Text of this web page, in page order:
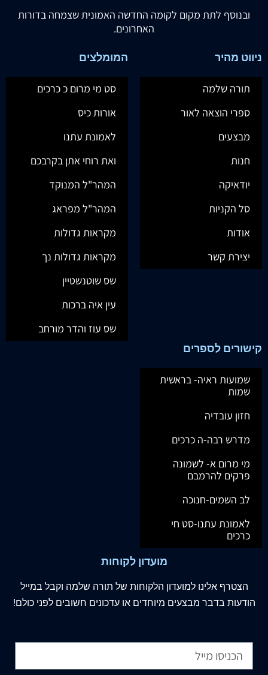
ובנוסף לתת מקום לקומה החדשה האמונית שצמחה בדורות
האחרונים.
ניווט מהיר
תורה שלמה
ספרי הוצאה לאור
מבצעים
חנות
יודאיקה
סל הקניות
אודות
יצירת קשר
המומלצים
סט מי מרום כ כרכים
אורות כיס
לאמונת עתנו
ואת רוחי אתן בקרבכם
המהר"ל המנוקד
המהר"ל מפראג
מקראות גדולות
מקראות גדולות נך
שס שוטנשטיין
עין איה ברכות
שס עוז והדר מורחב
קישורים לספרים
שמועות ראיה- בראשית
שמות
חזון עובדיה
מדרש רבה-ה כרכים
מי מרום א- לשמונה
פרקים להרמבם
לב השמים-חנוכה
לאמונת עתנו-סט חי
כרכים
מועדון לקוחות
הצטרף אלינו למועדון הלקוחות של תורה שלמה וקבל במייל
הודעות בדבר מבצעים מיוחדים או עדכונים חשובים לפני כולם!